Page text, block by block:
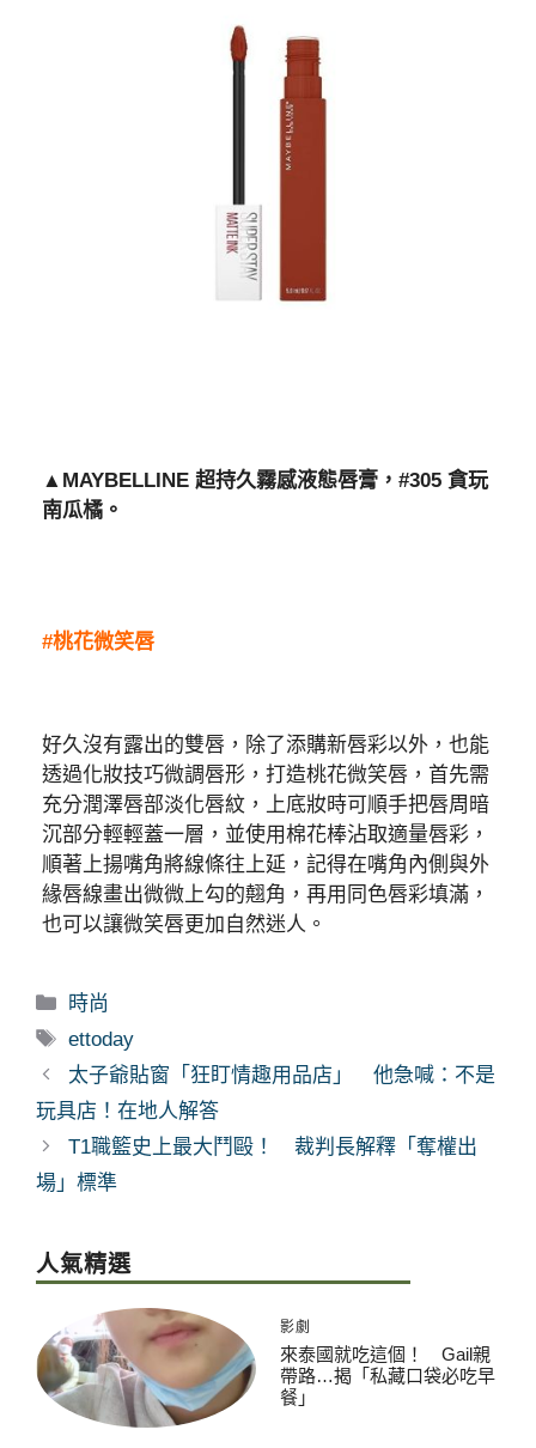
▲MAYBELLINE 超持久霧感液態唇膏，#305 貪玩
南瓜橘。
#桃花微笑唇
好久沒有露出的雙唇，除了添購新唇彩以外，也能
透過化妝技巧微調唇形，打造桃花微笑唇，首先需
充分潤澤唇部淡化唇紋，上底妝時可順手把唇周暗
沉部分輕輕蓋一層，並使用棉花棒沾取適量唇彩，
順著上揚嘴角將線條往上延，記得在嘴角內側與外
緣唇線畫出微微上勾的翹角，再用同色唇彩填滿，
也可以讓微笑唇更加自然迷人。
分
類
時尚
標
籤
ettoday
太子爺貼窗「狂盯情趣用品店」 他急喊：不是
玩具店！在地人解答
T1職籃史上最大鬥毆！ 裁判長解釋「奪權出
場」標準
人氣精選
影劇
來泰國就吃這個！ Gail親
帶路…揭「私藏口袋必吃早
餐」